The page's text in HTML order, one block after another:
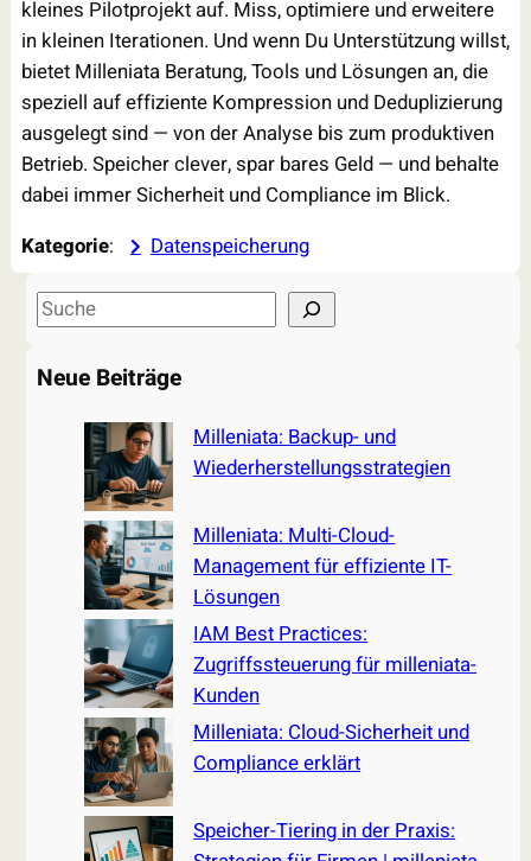
kleines Pilotprojekt auf. Miss, optimiere und erweitere
in kleinen Iterationen. Und wenn Du Unterstützung willst,
bietet Milleniata Beratung, Tools und Lösungen an, die
speziell auf effiziente Kompression und Deduplizierung
ausgelegt sind — von der Analyse bis zum produktiven
Betrieb. Speicher clever, spar bares Geld — und behalte
dabei immer Sicherheit und Compliance im Blick.
Kategorie:
Datenspeicherung
S
e
a
Neue Beiträge
Milleniata: Backup- und
Wiederherstellungsstrategien
Milleniata: Multi-Cloud-
Management für effiziente IT-
Lösungen
IAM Best Practices:
Zugriffssteuerung für milleniata-
Kunden
Milleniata: Cloud-Sicherheit und
Compliance erklärt
Speicher-Tiering in der Praxis: